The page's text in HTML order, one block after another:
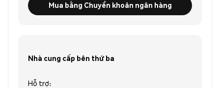
Mua bằng Chuyển khoản ngân hàng
Nhà cung cấp bên thứ ba
Hỗ trợ: